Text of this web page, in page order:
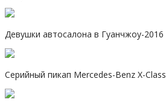
Девушки автосалона в Гуанчжоу-2016
Серийный пикап Mercedes-Benz X-Class